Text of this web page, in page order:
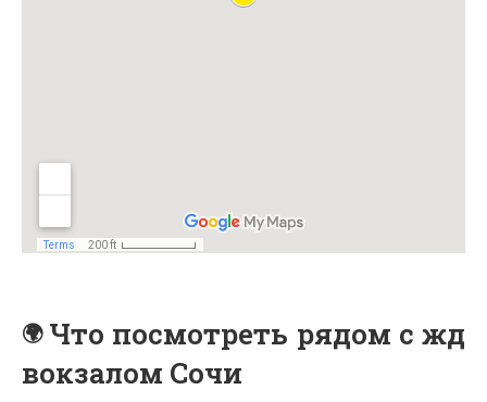
Что посмотреть рядом с жд
вокзалом Сочи